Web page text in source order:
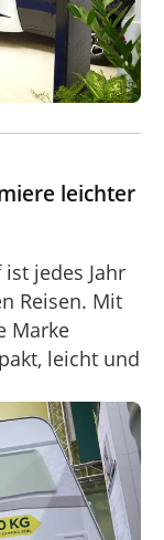
leichter
jedes Jahr
Reisen. Mit
Marke
leicht und